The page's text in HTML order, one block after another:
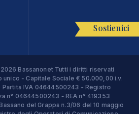
Sostienici
Bassanonet Tutti i diritti riservati
unico - Capitale Sociale € 50.000,00 i.v.
Partita IVA 04644500243 - Registro
n° 04644500243 - REA n° 419353
del Grappa n.3/06 del 10 maggio